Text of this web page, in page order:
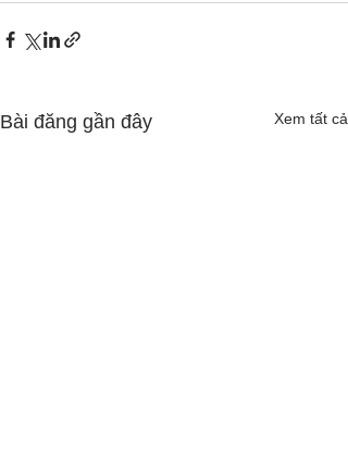
Bài đăng gần đây Xem tất cả